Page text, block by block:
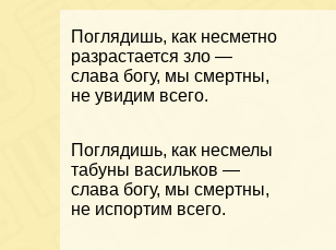
Поглядишь, как несметно
разрастается зло —
слава богу, мы смертны,
не увидим всего.
Поглядишь, как несмелы
табуны васильков —
слава богу, мы смертны,
не испортим всего.